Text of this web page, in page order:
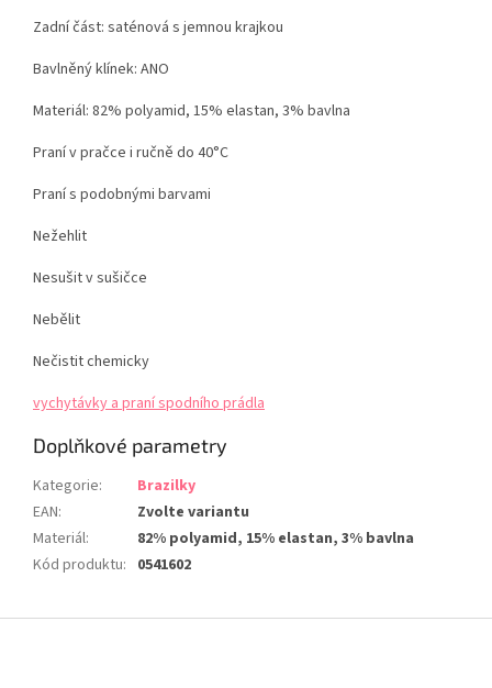
Zadní část: saténová s jemnou krajkou
Bavlněný klínek: ANO
Materiál: 82% polyamid, 15% elastan, 3% bavlna
Praní v pračce i ručně do 40°C
Praní s podobnými barvami
Nežehlit
Nesušit v sušičce
Nebělit
Nečistit chemicky
vychytávky a praní spodního prádla
Doplňkové parametry
Kategorie:
Brazilky
EAN:
Zvolte variantu
Materiál:
82% polyamid, 15% elastan, 3% bavlna
Kód produktu: 0541602